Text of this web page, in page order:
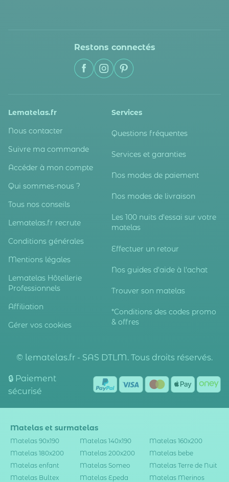
Restons connectés
Lematelas.fr
Nous contacter
Suivre ma commande
Accéder à mon compte
Qui sommes-nous ?
Tous nos conseils
Lematelas.fr recrute
Conditions générales
Mentions légales
Lematelas Hôtellerie
Professionnels
Affiliation
Gérer vos cookies
Services
Questions fréquentes
Services et garanties
Nos modes de paiement
Nos modes de livraison
Les 100 nuits d'essai sur votre
matelas
Effectuer un retour
Nos guides d'aide à l'achat
Trouver son matelas
*Conditions des codes promo
& offres
© lematelas.fr - SAS DTLM. Tous droits réservés.
🔒 Paiement
sécurisé
Matelas et surmatelas
Matelas 90x190 Matelas 140x190
Matelas 160x200
Matelas 180x200
Matelas 200x200
Matelas bebe
Matelas enfant
Matelas Someo
Matelas Terre de Nuit
Matelas Bultex
Matelas Epeda Matelas Merinos